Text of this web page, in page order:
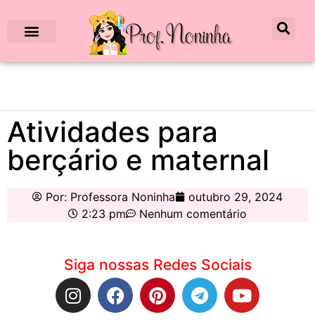
Atividades para
berçário e maternal
Por: Professora Noninha
outubro 29, 2024
2:23 pm
Nenhum comentário
Siga nossas Redes Sociais